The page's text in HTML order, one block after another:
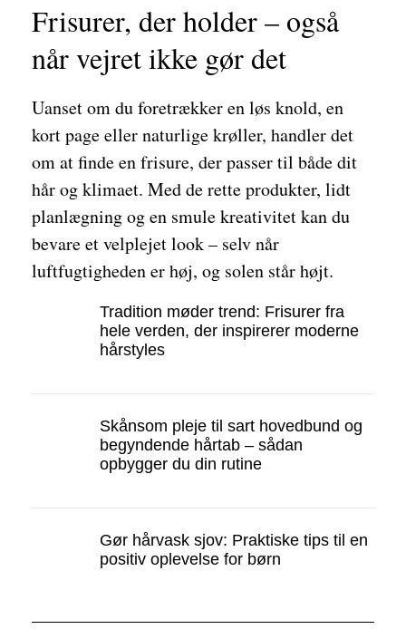
Frisurer, der holder – også
når vejret ikke gør det
Uanset om du foretrækker en løs knold, en
kort page eller naturlige krøller, handler det
om at finde en frisure, der passer til både dit
hår og klimaet. Med de rette produkter, lidt
planlægning og en smule kreativitet kan du
bevare et velplejet look – selv når
luftfugtigheden er høj, og solen står højt.
Tradition møder trend: Frisurer fra
hele verden, der inspirerer moderne
hårstyles
Skånsom pleje til sart hovedbund og
begyndende hårtab – sådan
opbygger du din rutine
Gør hårvask sjov: Praktiske tips til en
positiv oplevelse for børn